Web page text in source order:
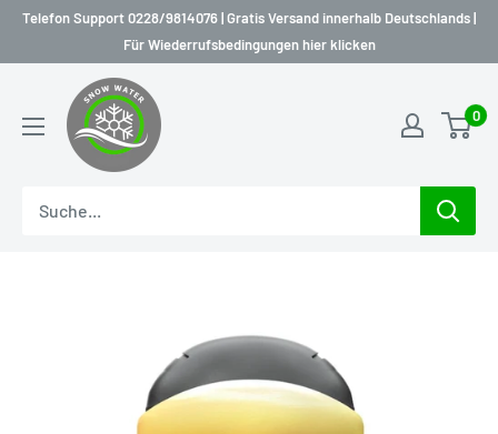
DirektTelefon Support 0228/9814076 | Gratis Versand innerhalb Deutschlands |
Für Wiederrufsbedingungen hier klicken
snow-
water
0